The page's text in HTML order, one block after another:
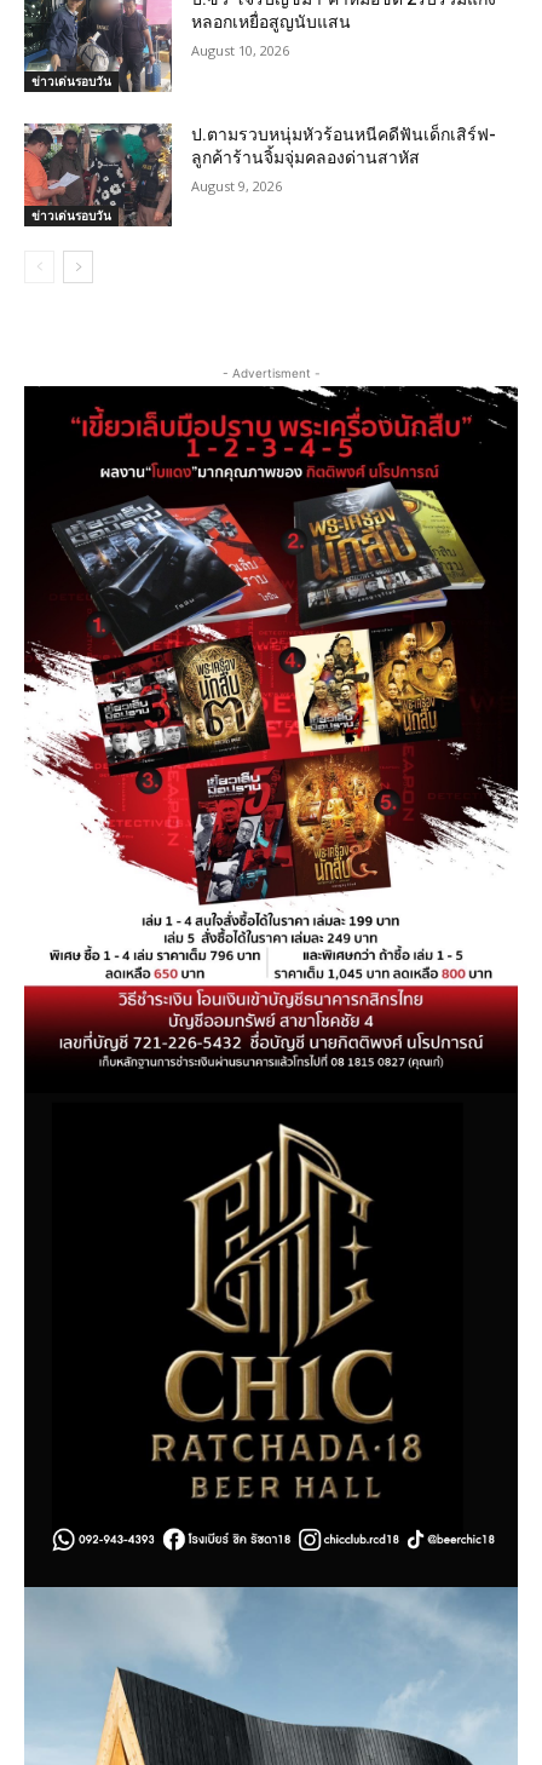
ข่าวเด่นรอบวัน
หลอกเหยื่อสูญนับแสน
August 10, 2026
ข่าวเด่นรอบวัน
ป.ตามรวบหนุ่มหัวร้อนหนีคดีฟันเด็กเสิร์ฟ-
ลูกค้าร้านจิ้มจุ่มคลองด่านสาหัส
August 9, 2026
- Advertisment -